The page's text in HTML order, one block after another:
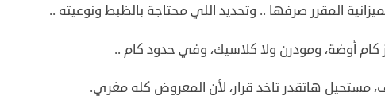
المقرر صرفها .. وتحديد اللي محتاجة بالظبط ونوعيته ..
أوضة، ومودرن ولا كلاسيك، وفي حدود كام ..
مستحيل هاتقدر تاخد قرار، لأن المعروض كله مغري.